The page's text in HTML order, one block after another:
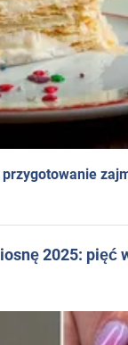
2025: pięć